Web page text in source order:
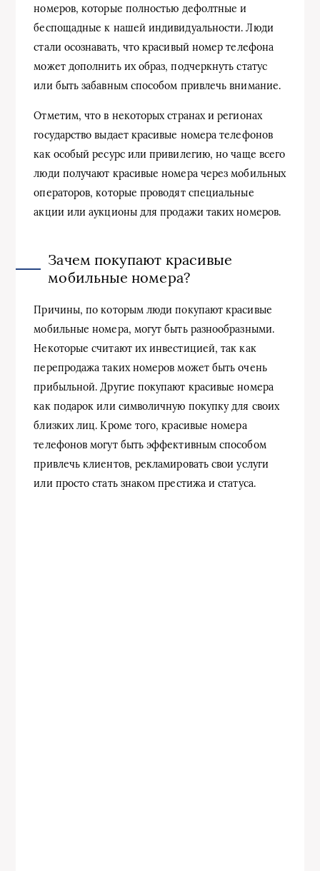
номеров, которые полностью дефолтные и
беспощадные к нашей индивидуальности. Люди
стали осознавать, что красивый номер телефона
может дополнить их образ, подчеркнуть статус
или быть забавным способом привлечь внимание.
Отметим, что в некоторых странах и регионах
государство выдает красивые номера телефонов
как особый ресурс или привилегию, но чаще всего
люди получают красивые номера через мобильных
операторов, которые проводят специальные
акции или аукционы для продажи таких номеров.
Зачем покупают красивые
мобильные номера?
Причины, по которым люди покупают красивые
мобильные номера, могут быть разнообразными.
Некоторые считают их инвестицией, так как
перепродажа таких номеров может быть очень
прибыльной. Другие покупают красивые номера
как подарок или символичную покупку для своих
близких лиц. Кроме того, красивые номера
телефонов могут быть эффективным способом
привлечь клиентов, рекламировать свои услуги
или просто стать знаком престижа и статуса.